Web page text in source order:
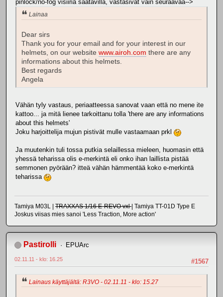
pinlock/no-fog visiiriä saatavilla, vastasivat vain seuraavaa-->
Lainaa
Dear sirs
Thank you for your email and for your interest in our
helmets, on our website www.airoh.com there are any
informations about this helmets.
Best regards
Angela
Vähän tyly vastaus, periaatteessa sanovat vaan että no mene ite
kattoo... ja mitä lienee tarkoittanu tolla 'there are any informations
about this helmets'
Joku harjoittelija mujun pistivät mulle vastaamaan prkl
Ja muutenkin tuli tossa putkia selaillessa mieleen, huomasin että
yhessä teharissa olis e-merkintä eli onko ihan laillista pistää
semmonen pyörään? itteä vähän hämmentää koko e-merkintä
teharissa
Tamiya M03L | TRAXXAS 1/16 E-REVO vxl | Tamiya TT-01D Type E
Joskus viisas mies sanoi 'Less Traction, More action'
Pastirolli EPUArc
#1567
02.11.11 - klo: 16.25
Lainaus käyttäjältä: R3VO - 02.11.11 - klo: 15.27